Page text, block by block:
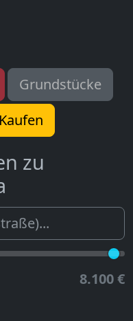
Grundstücke
Kaufen
zu
8.100 €